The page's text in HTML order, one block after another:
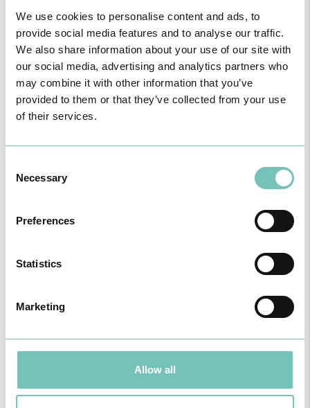
We use cookies to personalise content and ads, to
provide social media features and to analyse our traffic.
We also share information about your use of our site with
our social media, advertising and analytics partners who
may combine it with other information that you’ve
provided to them or that they’ve collected from your use
of their services.
Selection
Necessary
Preferences
Statistics
Marketing
Allow all